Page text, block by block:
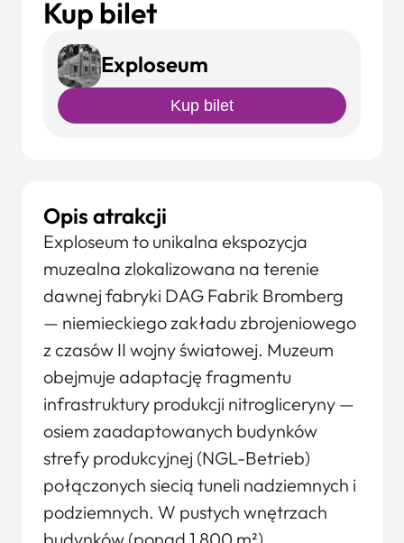
Kup bilet
Exploseum
Kup bilet
Opis atrakcji
Exploseum to unikalna ekspozycja
muzealna zlokalizowana na terenie
dawnej fabryki DAG Fabrik Bromberg
— niemieckiego zakładu zbrojeniowego
z czasów II wojny światowej. Muzeum
obejmuje adaptację fragmentu
infrastruktury produkcji nitrogliceryny —
osiem zaadaptowanych budynków
strefy produkcyjnej (NGL-Betrieb)
połączonych siecią tuneli nadziemnych i
podziemnych. W pustych wnętrzach